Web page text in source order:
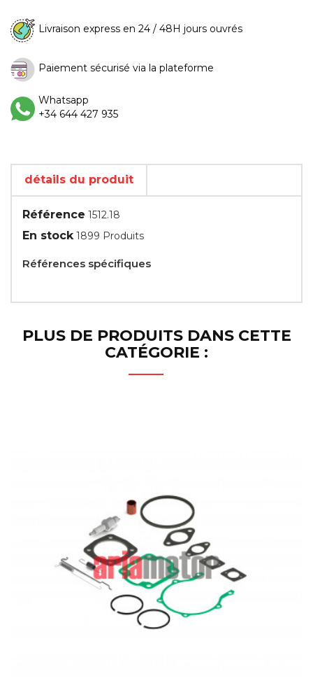
Livraison express en 24 / 48H jours ouvrés
Paiement sécurisé via la plateforme
Whatsapp
+34 644 427 935
détails du produit
Référence 1512.18
En stock 1899 Produits
Références spécifiques
PLUS DE PRODUITS DANS CETTE
CATÉGORIE :